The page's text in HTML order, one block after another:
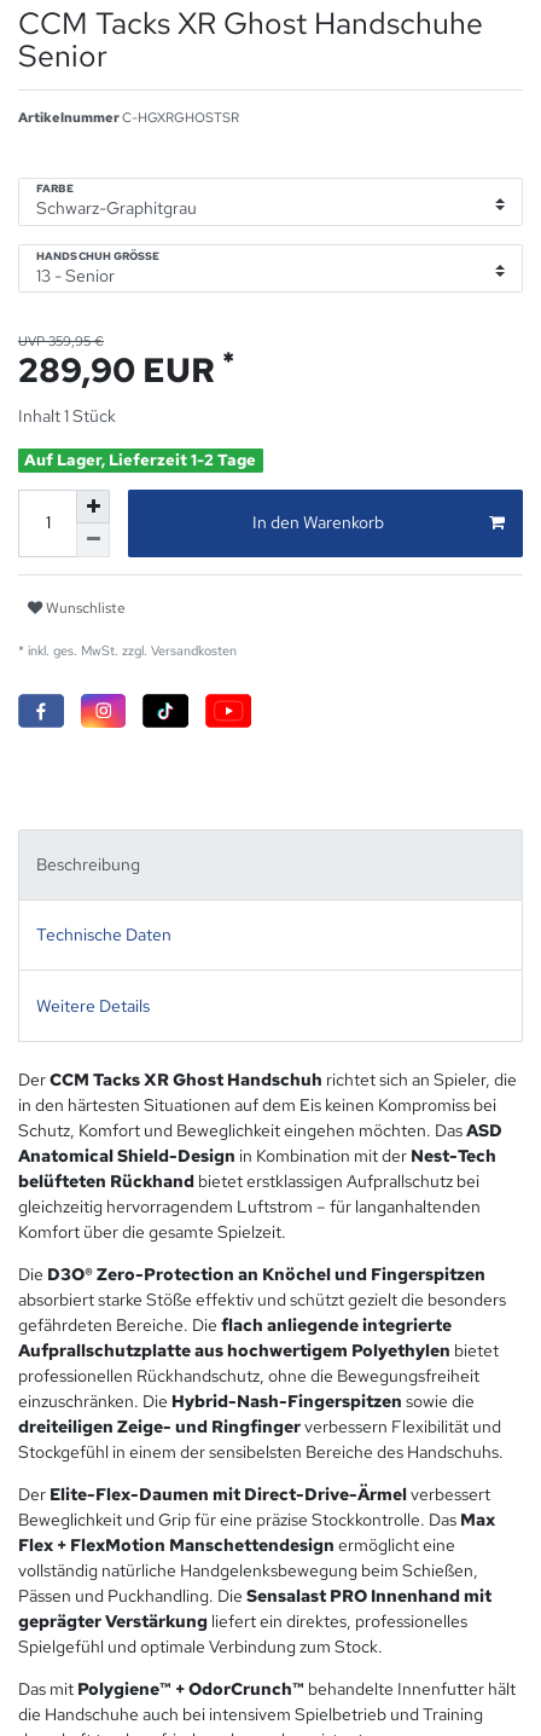
CCM Tacks XR Ghost Handschuhe
Senior
ArtikelnummerC-HGXRGHOSTSR
FARBE
HANDSCHUH GRÖSSE
UVP 359,95 €
289,90 EUR *
Inhalt1Stück
Auf Lager, Lieferzeit 1-2 Tage
In den Warenkorb
Wunschliste
* inkl. ges. MwSt. zzgl. Versandkosten
Beschreibung
Technische Daten
Weitere Details
DerCCM Tacks XR Ghost Handschuh richtet sich an Spieler, die
in den härtesten Situationen auf dem Eis keinen Kompromiss bei
Schutz, Komfort und Beweglichkeit eingehen möchten. DasASD
Anatomical Shield-Design in Kombination mit der Nest-Tech
belüfteten Rückhand bietet erstklassigen Aufprallschutz bei
gleichzeitig hervorragendem Luftstrom – für langanhaltenden
Komfort über die gesamte Spielzeit.
Die D3O® Zero-Protection an Knöchel und Fingerspitzen
absorbiert starke Stöße effektiv und schützt gezielt die besonders
gefährdeten Bereiche. Die flach anliegende integrierte
Aufprallschutzplatte aus hochwertigem Polyethylen bietet
professionellen Rückhandschutz, ohne die Bewegungsfreiheit
einzuschränken. Die Hybrid-Nash-Fingerspitzen sowie die
dreiteiligen Zeige- und Ringfingerverbessern Flexibilität und
Stockgefühl in einem der sensibelsten Bereiche des Handschuhs.
Der Elite-Flex-Daumen mit Direct-Drive-Ärmelverbessert
Beweglichkeit und Grip für eine präzise Stockkontrolle. Das Max
Flex + FlexMotion Manschettendesign ermöglicht eine
vollständig natürliche Handgelenksbewegung beim Schießen,
Pässen und Puckhandling. Die Sensalast PRO Innenhand mit
geprägter Verstärkung liefert ein direktes, professionelles
Spielgefühl und optimale Verbindung zum Stock.
Das mit Polygiene™ + OdorCrunch™ behandelte Innenfutter hält
die Handschuhe auch bei intensivem Spielbetrieb und Training